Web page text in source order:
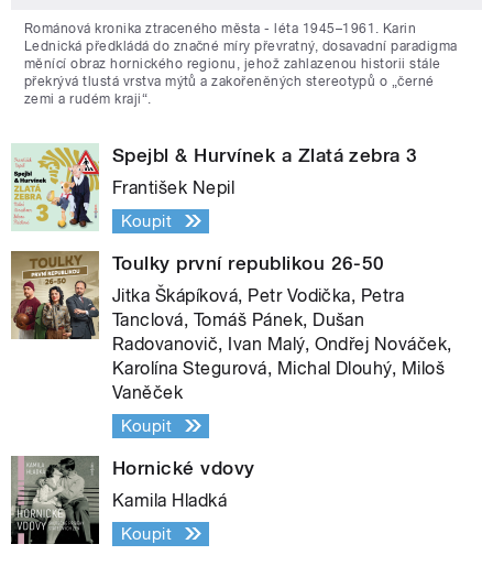
Románová kronika ztraceného města - léta 1945–1961. Karin
Lednická předkládá do značné míry převratný, dosavadní paradigma
měnící obraz hornického regionu, jehož zahlazenou historii stále
překrývá tlustá vrstva mýtů a zakořeněných stereotypů o „černé
zemi a rudém kraji“.
Spejbl & Hurvínek a Zlatá zebra 3
František Nepil
Koupit
Toulky první republikou 26-50
Jitka Škápíková, Petr Vodička, Petra
Tanclová, Tomáš Pánek, Dušan
Radovanovič, Ivan Malý, Ondřej Nováček,
Karolína Stegurová, Michal Dlouhý, Miloš
Vaněček
Koupit
Hornické vdovy
Kamila Hladká
Koupit